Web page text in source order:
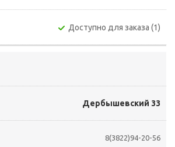
Доступно для заказа (1)
Дербышевский 33
8(3822)94-20-56